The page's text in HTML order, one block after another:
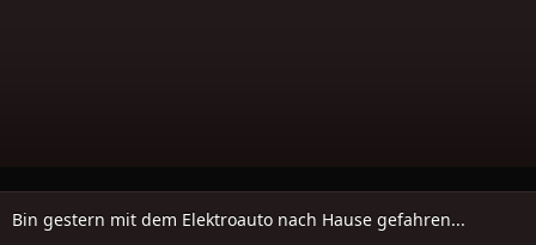
Bin gestern mit dem Elektroauto nach Hause gefahren...